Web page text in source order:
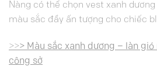
Nàng có thể chọn vest xanh
màu sắc đầy ấn tượng cho chiếc
>>> Màu sắc xanh dương – làn
công sở